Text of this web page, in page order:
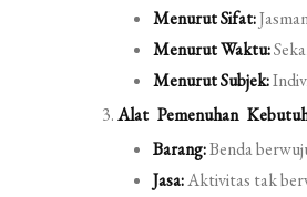
Menurut Sifat:
Menurut Waktu:
Menurut Subjek:
Alat Pemenuhan
Barang:Benda
Jasa:Aktivitas tak